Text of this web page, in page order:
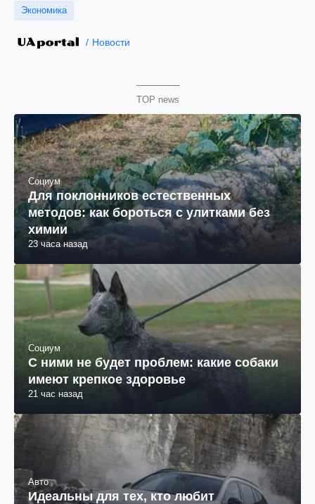
Экономика
Новости
TOP news
Социум
Для поклонников естественных
методов: как бороться с улитками без
химии
23 часа назад
Социум
С ними не будет проблем: какие собаки
имеют крепкое здоровье
21 час назад
Авто
Идеальны для тех, кто любит